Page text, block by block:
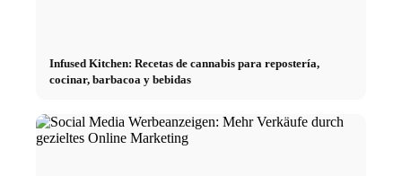
Infused Kitchen: Recetas de cannabis para repostería,
cocinar, barbacoa y bebidas